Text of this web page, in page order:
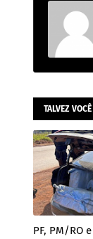
TALVEZ
PF, PM/RO